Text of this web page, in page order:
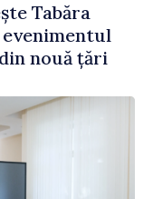
Tabăra
nouă țări